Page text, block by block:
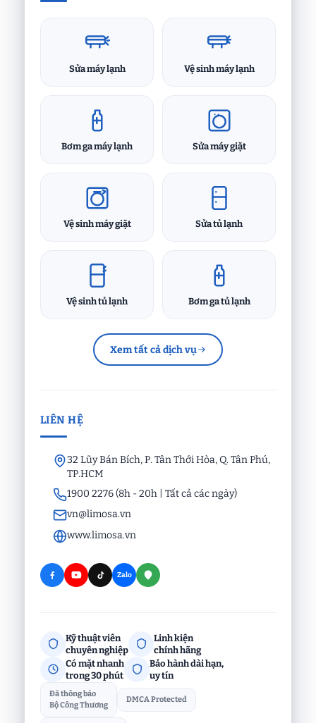
Sửa máy lạnh Vệ sinh máy lạnh
Bơm ga máy lạnh Sửa máy giặt
Vệ sinh máy giặt Sửa tủ lạnh
Vệ sinh tủ lạnh Bơm ga tủ lạnh
Xem tất cả dịch vụ
LIÊN HỆ
32 Lũy Bán Bích, P. Tân Thới Hòa, Q. Tân Phú,
TP.HCM
1900 2276 (8h - 20h | Tất cả các ngày)
vn@limosa.vn
www.limosa.vn
Zalo
Kỹ thuật viên
chuyên nghiệp
Linh kiện
chính hãng
Có mặt nhanh
trong 30 phút
Bảo hành dài hạn,
uy tín
Đã thông báo
Bộ Công Thương
DMCA Protected